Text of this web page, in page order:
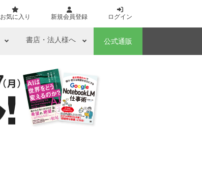
お気に入り 新規会員登録 ログイン
書店・法人様へ 公式通販